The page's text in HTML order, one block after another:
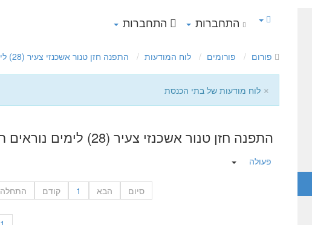
התחברות התחברות
פורום פורומים לוח המודעות התפנה חזן טנור אשכנזי צעיר (28) לימים נוראים תשע"ה
× לוח מודעות של בתי הכנסת
התפנה חזן טנור אשכנזי צעיר (28) לימים נוראים תשע"ה
פעולה
התחלה קודם 1 הבא סיום